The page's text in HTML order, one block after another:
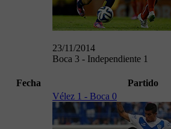
23/11/2014
Boca 3 - Independiente 1
Fecha Partido
Vélez 1 - Boca 0